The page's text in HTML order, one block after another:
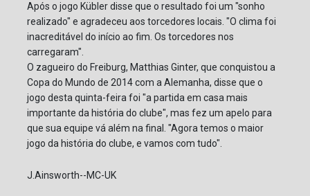
Após o jogo Kübler disse que o resultado foi um "sonho
realizado" e agradeceu aos torcedores locais. "O clima foi
inacreditável do início ao fim. Os torcedores nos
carregaram".
O zagueiro do Freiburg, Matthias Ginter, que conquistou a
Copa do Mundo de 2014 com a Alemanha, disse que o
jogo desta quinta-feira foi "a partida em casa mais
importante da história do clube", mas fez um apelo para
que sua equipe vá além na final. "Agora temos o maior
jogo da história do clube, e vamos com tudo".
J.Ainsworth--MC-UK